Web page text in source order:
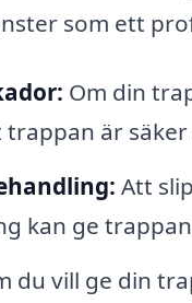
som ett
Om din
är
Att
kan ge
du vill ge din